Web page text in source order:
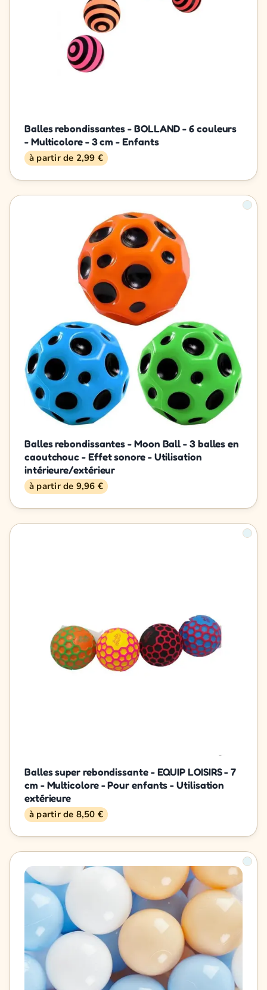
Balles rebondissantes - BOLLAND - 6 couleurs
- Multicolore - 3 cm - Enfants
à partir de 2,99 €
Balles rebondissantes - Moon Ball - 3 balles en
caoutchouc - Effet sonore - Utilisation
intérieure/extérieur
à partir de 9,96 €
Balles super rebondissante - EQUIP LOISIRS - 7
cm - Multicolore - Pour enfants - Utilisation
extérieure
à partir de 8,50 €